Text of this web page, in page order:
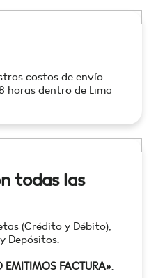
costos de envío.
horas dentro de Lima
todas las
(Crédito y Débito),
Depósitos.
FACTURA».